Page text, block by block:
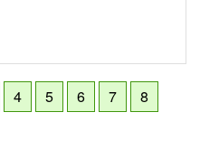
4 5 6 7
8